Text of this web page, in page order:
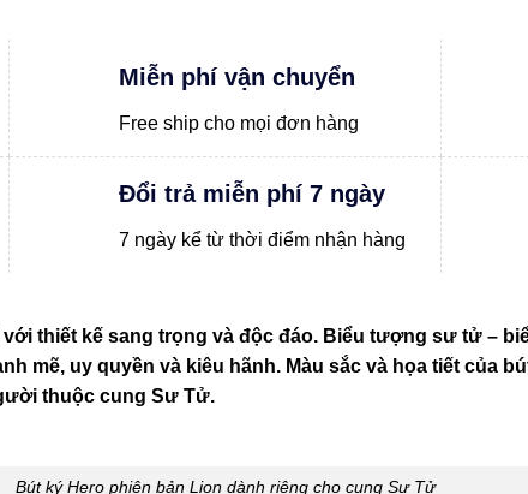
Miễn phí vận chuyển
Free ship cho mọi đơn hàng
Đổi trả miễn phí 7 ngày
7 ngày kể từ thời điểm nhận hàng
thiết kế sang trọng và độc đáo. Biểu tượng sư tử –
mẽ, uy quyền và kiêu hãnh. Màu sắc và họa tiết của
thuộc cung Sư Tử.
Bút ký Hero phiên bản Lion dành riêng cho cung Sư Tử